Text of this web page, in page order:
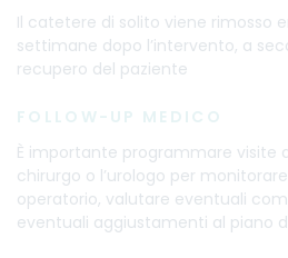
Il catetere di solito viene rimosso
settimane dopo l’intervento, a
recupero del paziente
FOLLOW-UP MEDICO
È importante programmare visite
chirurgo o l’urologo per
operatorio, valutare eventuali
eventuali aggiustamenti al piano